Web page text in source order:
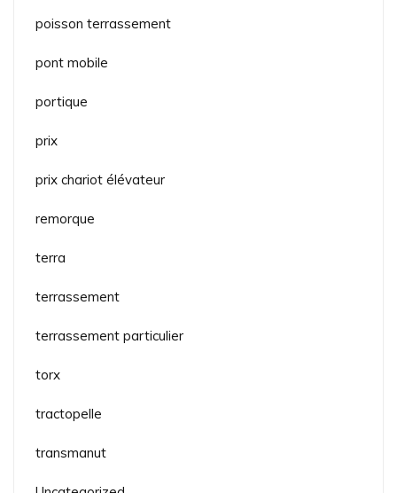
poisson terrassement
pont mobile
portique
prix
prix chariot élévateur
remorque
terra
terrassement
terrassement particulier
torx
tractopelle
transmanut